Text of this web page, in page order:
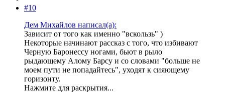
#10
Дем Михайлов написал(а):
Зависит от того как именно "вскользь" )
Некоторые начинают рассказ с того, что избивают
Черную Баронессу ногами, бьют в рыло
рыдающему Алому Барсу и со словами "больше не
моем пути не попадайтесь", уходят к сияющему
горизонту.
Нажмите для раскрытия...